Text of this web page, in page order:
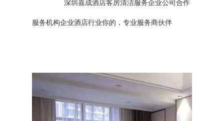
深圳嘉成酒店客房清洁服务企业公司合作
服务机构企业酒店行业你的，专业服务商伙伴